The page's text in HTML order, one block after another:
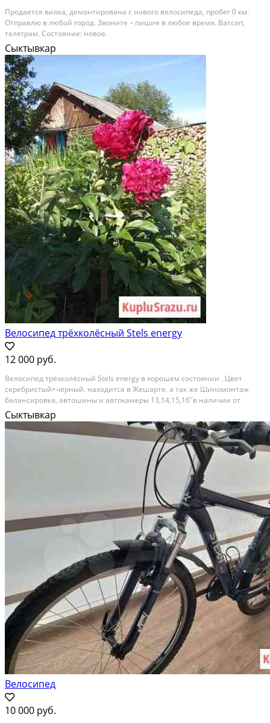
Продается вилка, демонтирована с нового велосипеда, пробег 0 км.
Отправлю в любой город. Звоните – пишие в любое время. Ватсап,
телеграм. Состояние: новое.
Сыктывкар
Велосипед трёхколёсный Stels energy
12 000 руб.
Велосипед трёхколёсный Stels energy в хорошем состоянии . Цвет
серебристый+чёрный. находится в Жешарте. а так же Шиномонтаж
балансировка, автошины и автокамеры 13,14,15,16"в наличии от
200руб. Очистка свечей зажигания. В Сыктывкаре, на колхозной.
Состояние: б/у.
Сыктывкар
Велосипед
10 000 руб.